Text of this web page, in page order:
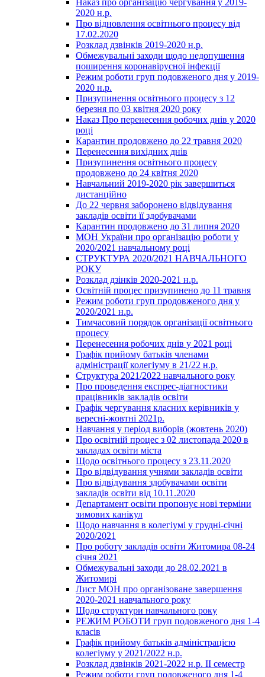
2020 н.р.
Про відновлення освітнього процесу від
17.02.2020
Розклад дзвінків 2019-2020 н.р.
Обмежувальні заходи щодо недопушення
поширення коронавірусної інфекції
Режим роботи груп подовженого дня у 2019-
2020 н.р.
Призупинення освітнього процесу з 12
березня по 03 квітня 2020 року
Наказ Про перенесення робочих днів у 2020
році
Карантин продовжено до 22 травня 2020
Перенесення вихідних днів
Призупинення освітнього процесу
продовжено до 24 квітня 2020
Навчальний 2019-2020 рік завершиться
дистанційно
До 22 червня заборонено відвідування
закладів освіти її здобувачами
Карантин продовжено до 31 липня 2020
МОН України про організацію роботи у
2020/2021 навчальному році
СТРУКТУРА 2020/2021 НАВЧАЛЬНОГО
РОКУ
Розклад дзінків 2020-2021 н.р.
Освітній процес призупинено до 11 травня
Режим роботи груп продовженого дня у
2020/2021 н.р.
Тимчасовий порядок організації освітнього
процесу
Перенесення робочих днів у 2021 році
Графік прийому батьків членами
адміністрації колегіуму в 21/22 н.р.
Структура 2021/2022 навчального року
Про проведення експрес-діагностики
працівників закладів освіти
Графік чергування класних керівників у
вересні-жовтні 2021р.
Навчання у період виборів (жовтень 2020)
Про освітній процес з 02 листопада 2020 в
закладах освіти міста
Щодо освітнього процесу з 23.11.2020
Про відвідування учнями закладів освіти
Про відвідування здобувачами освіти
закладів освіти від 10.11.2020
Департамент освіти пропонує нові терміни
зимових канікул
Щодо навчання в колегіумі у грудні-січні
2020/2021
Про роботу закладів освіти Житомира 08-24
січня 2021
Обмежувальні заходи до 28.02.2021 в
Житомирі
Лист МОН про організоване завершення
2020-2021 навчального року
Щодо структури навчального року
РЕЖИМ РОБОТИ груп подовженого дня 1-4
класів
Графік прийому батьків адміністрацією
колегіуму у 2021/2022 н.р.
Розклад дзвінків 2021-2022 н.р. ІІ семестр
Режим роботи груп подовженого дня 1-4